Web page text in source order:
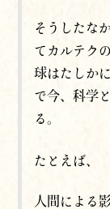
そうしたな
てカルテク
球はたしか
で今、科学
る。
たとえば、
人間による